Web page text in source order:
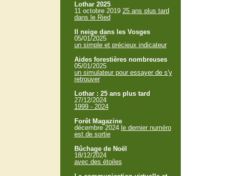
Lothar 2025
11 octobre 2019 25 ans plus tard
dans le Ried
Il neige dans les Vosges
05/01/2025
un simple et précieux indicateur
Aides forestières nombreuses
05/01/2025
un simulateur pour essayer de s'y
retrouver
Lothar : 25 ans plus tard
27/12/2024
1999 - 2024
Forêt Magazine
décembre 2024 le dernier numéro
est de sortie
Bûchage de Noël
18/12/2024
avec des étoiles